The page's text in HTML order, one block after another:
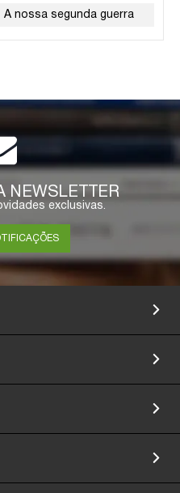
A nossa segunda guerra
NEWSLETTER
exclusivas.